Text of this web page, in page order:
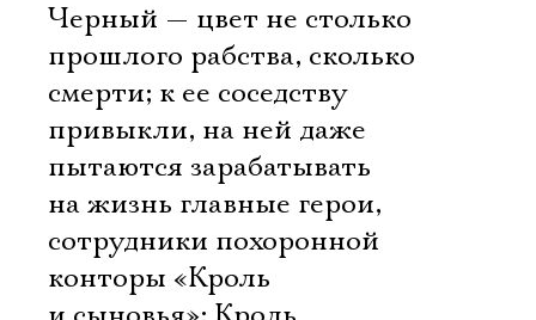
Черный — цвет не столько
прошлого рабства, сколько
смерти; к ее соседству
привыкли, на ней даже
пытаются зарабатывать
на жизнь главные герои,
сотрудники похоронной
конторы «Кроль